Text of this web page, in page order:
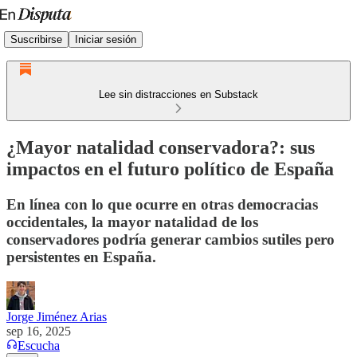
Suscribirse Iniciar sesión
Lee sin distracciones en Substack
¿Mayor natalidad conservadora?: sus
impactos en el futuro político de España
En línea con lo que ocurre en otras democracias
occidentales, la mayor natalidad de los
conservadores podría generar cambios sutiles pero
persistentes en España.
Jorge Jiménez Arias
sep 16, 2025
Escucha